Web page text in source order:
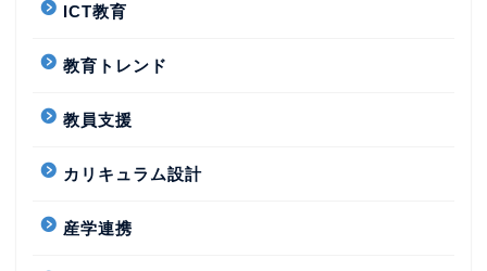
ICT教育
教育トレンド
教員支援
カリキュラム設計
産学連携